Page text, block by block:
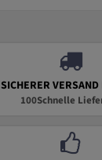
SICHERER
100Schnelle